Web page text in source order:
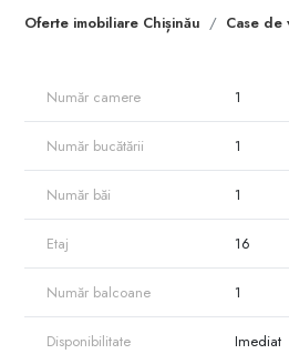
Oferte imobiliare Chișinău Case de
Număr camere 1
Număr bucătării 1
Număr băi 1
Etaj 16
Număr balcoane 1
Disponibilitate Imediat